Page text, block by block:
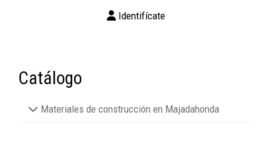
Identifícate
Catálogo
Materiales de construcción en Majadahonda